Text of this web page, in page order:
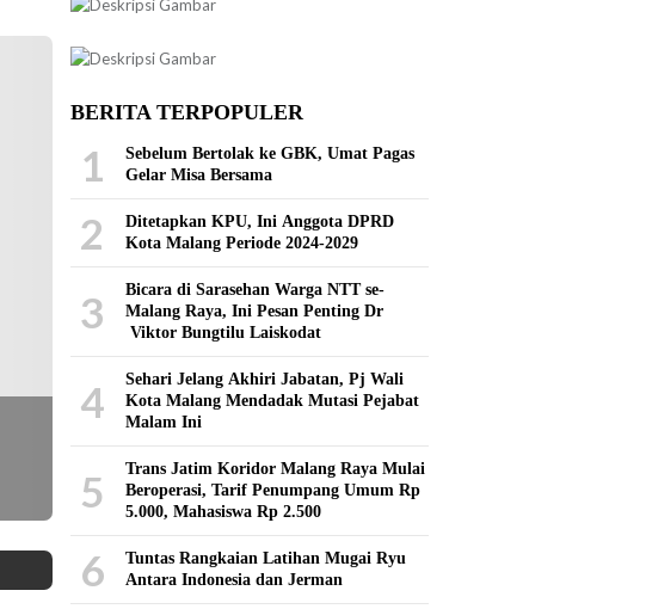
BERITA TERPOPULER
1
Sebelum Bertolak ke GBK, Umat Pagas
Gelar Misa Bersama
2
Ditetapkan KPU, Ini Anggota DPRD
Kota Malang Periode 2024-2029
3
Bicara di Sarasehan Warga NTT se-
Malang Raya, Ini Pesan Penting Dr
Viktor Bungtilu Laiskodat
4
Sehari Jelang Akhiri Jabatan, Pj Wali
Kota Malang Mendadak Mutasi Pejabat
Malam Ini
5
Trans Jatim Koridor Malang Raya Mulai
Beroperasi, Tarif Penumpang Umum Rp
5.000, Mahasiswa Rp 2.500
6
Tuntas Rangkaian Latihan Mugai Ryu
Antara Indonesia dan Jerman